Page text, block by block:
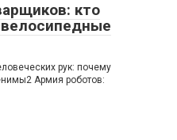
кто
рук: почему
Армия роботов: